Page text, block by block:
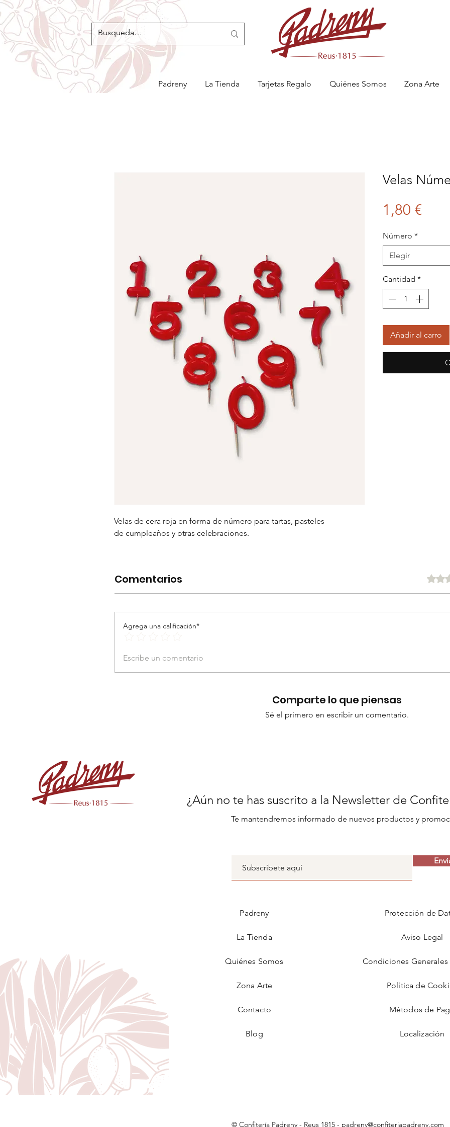
Padreny La Tienda Tarjetas Regalo Quiénes Somos Zona Arte
Velas de cera roja en forma de número para tartas, pasteles
de cumpleaños y otras celebraciones.
Velas
1,80 €
Número *
Elegir
Cantidad *
Añadir al carro
Comentarios Obtuvo 0
Agrega una calificación*
Escribe un comentario
Comparte lo que piensas
Sé el primero en escribir un comentario.
Padreny
La Tienda
Quiénes Somos
Zona Arte
Contacto
Blog
Protección de
Aviso Legal
Condiciones Generales
Política de
Métodos de
Localización
¿Aún no te has suscrito a la Newsletter de
Te mantendremos informado de nuevos productos y
© Confitería Padreny - Reus 1815 - padreny@confiteriapadreny.com